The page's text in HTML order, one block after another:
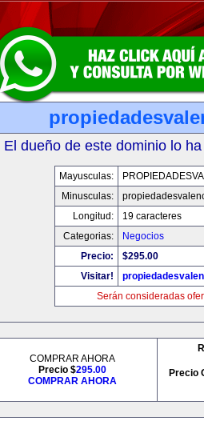
El dueño de este dominio lo
Mayusculas:
Minusculas:
Longitud:
19 caracteres
Categorias:
Negocios
Precio:
$295.00
Visitar!
Serán consideradas
COMPRAR AHORA
Precio $295.00
COMPRAR AHORA
Precio